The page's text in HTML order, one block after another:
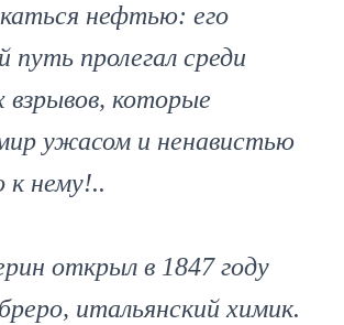
нефтью: его
путь пролегал среди
взрывов, которые
ужасом и ненавистью
к нему!..
открыл в 1847 году
итальянский химик.